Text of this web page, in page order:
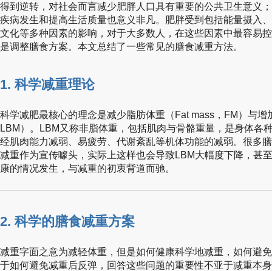
得到逆转，对社会而言减少肥胖人口具有重要的公共卫生意义
疾病发生和提高生活质量也意义非凡。肥胖受到包括能量摄入
文化等多种因素的影响，对于大多数人，在这些因素中最容易
是调整膳食方案。本文总结了一些常见的膳食减重方法。
1. 科学减重理论
科学减肥最核心的理念是减少脂肪体重（Fat mass，FM）与增
LBM）。LBM又称非脂体重，包括肌肉与骨骼重量，是身体各
经肌肉能力减弱、易疲劳、代谢紊乱等机体功能的减弱。很多
减重作为宣传噱头，实际上这样也会导致LBM大幅度下降，甚
康的情况发生，与减重的初衷背道而驰。
2. 科学的膳食减重方案
减重字面之意为减轻体重，但是如何健康科学地减重，如何避
于如何避免减重后反弹，回答这些问题的重要性不亚于减重本